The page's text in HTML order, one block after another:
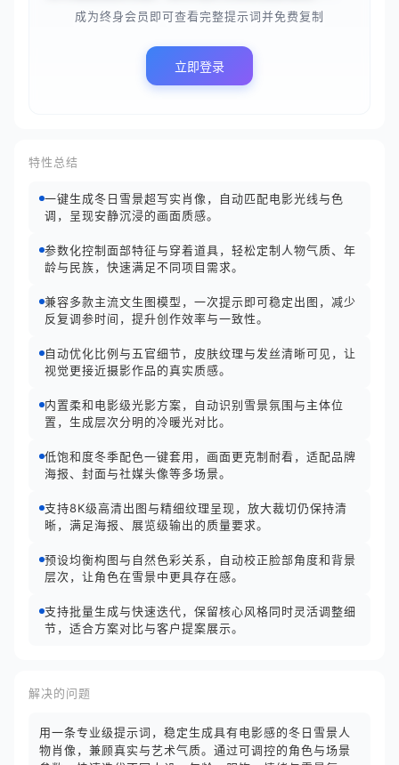
成为终身会员即可查看完整提示词并免费复制
立即登录
特性总结
一键生成冬日雪景超写实肖像，自动匹配电影光线与色
调，呈现安静沉浸的画面质感。
参数化控制面部特征与穿着道具，轻松定制人物气质、年
龄与民族，快速满足不同项目需求。
兼容多款主流文生图模型，一次提示即可稳定出图，减少
反复调参时间，提升创作效率与一致性。
自动优化比例与五官细节，皮肤纹理与发丝清晰可见，让
视觉更接近摄影作品的真实质感。
内置柔和电影级光影方案，自动识别雪景氛围与主体位
置，生成层次分明的冷暖光对比。
低饱和度冬季配色一键套用，画面更克制耐看，适配品牌
海报、封面与社媒头像等多场景。
支持8K级高清出图与精细纹理呈现，放大裁切仍保持清
晰，满足海报、展览级输出的质量要求。
预设均衡构图与自然色彩关系，自动校正脸部角度和背景
层次，让角色在雪景中更具存在感。
支持批量生成与快速迭代，保留核心风格同时灵活调整细
节，适合方案对比与客户提案展示。
解决的问题
用一条专业级提示词，稳定生成具有电影感的冬日雪景人
物肖像，兼顾真实与艺术气质。通过可调控的角色与场景